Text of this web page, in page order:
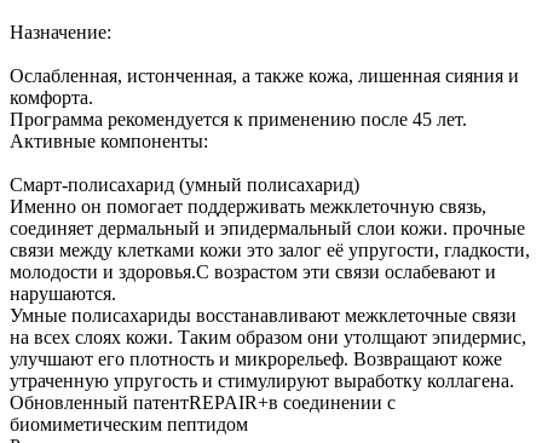
Назначение:
Ослабленная, истонченная, а также кожа, лишенная сияния и
комфорта.
Программа рекомендуется к применению после 45 лет.
Активные компоненты:
Смарт-полисахарид (умный полисахарид)
Именно он помогает поддерживать межклеточную связь,
соединяет дермальный и эпидермальный слои кожи. прочные
связи между клетками кожи это залог её упругости, гладкости,
молодости и здоровья.С возрастом эти связи ослабевают и
нарушаются.
Умные полисахариды восстанавливают межклеточные связи
на всех слоях кожи. Таким образом они утолщают эпидермис,
улучшают его плотность и микрорельеф. Возвращают коже
утраченную упругость и стимулируют выработку коллагена.
Обновленный патентREPAIR+в соединении с
биомиметическим пептидом